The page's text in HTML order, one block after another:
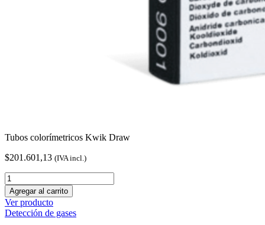
Tubos colorímetricos Kwik Draw
$201.601,13 (IVA incl.)
Tubos
colorímetricos
Kwik
Draw
cantidad
Agregar al carrito
Ver producto
Detección de gases